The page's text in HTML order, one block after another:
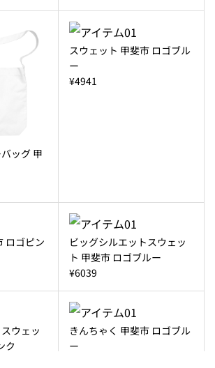
ッグ 甲
スウェット 甲斐市 ロゴブル
ー
¥4941
ロゴピン
ビッグシルエットスウェッ
ト 甲斐市 ロゴブルー
¥6039
ウェッ
ク
きんちゃく 甲斐市 ロゴブル
ー